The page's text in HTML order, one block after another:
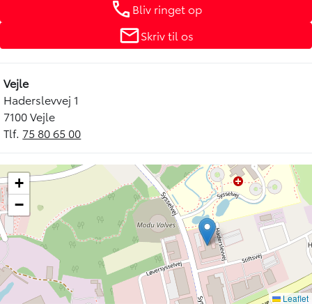
Bliv ringet op
Skriv til os
Vejle
Haderslevvej 1
7100 Vejle
Tlf. 75 80 65 00